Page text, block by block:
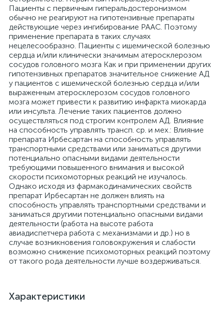
Характеристики